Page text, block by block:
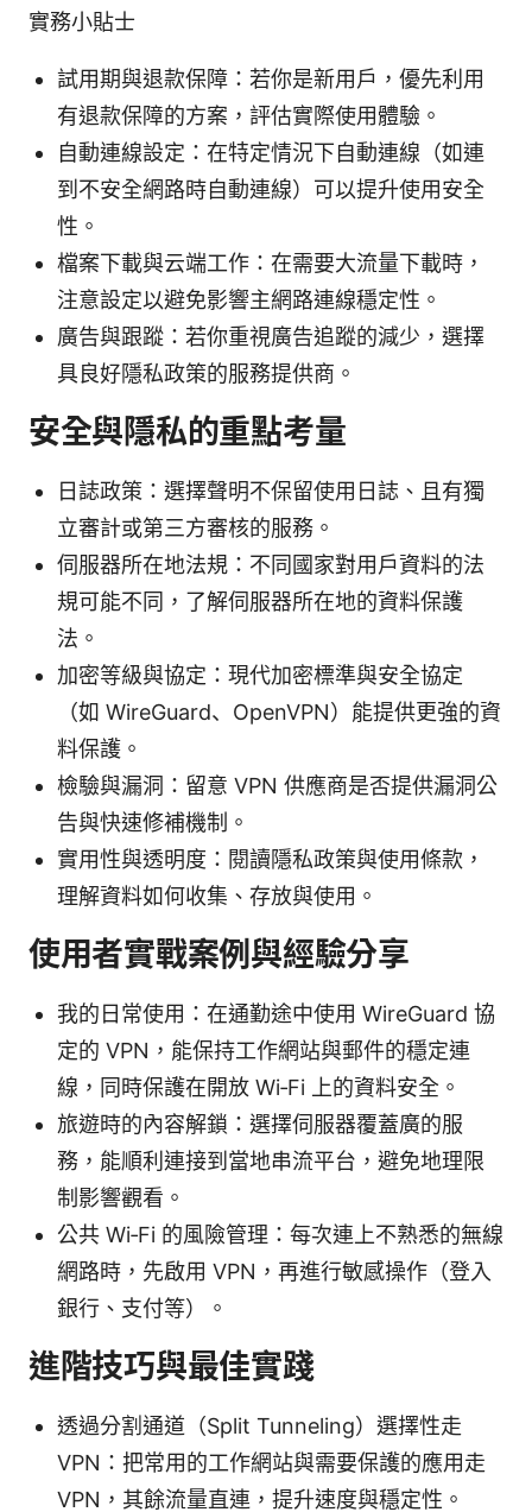
實務小貼士
試用期與退款保障：若你是新用戶，優先利用
有退款保障的方案，評估實際使用體驗。
自動連線設定：在特定情況下自動連線（如連
到不安全網路時自動連線）可以提升使用安全
性。
檔案下載與云端工作：在需要大流量下載時，
注意設定以避免影響主網路連線穩定性。
廣告與跟蹤：若你重視廣告追蹤的減少，選擇
具良好隱私政策的服務提供商。
安全與隱私的重點考量
日誌政策：選擇聲明不保留使用日誌、且有獨
立審計或第三方審核的服務。
伺服器所在地法規：不同國家對用戶資料的法
規可能不同，了解伺服器所在地的資料保護
法。
加密等級與協定：現代加密標準與安全協定
（如 WireGuard、OpenVPN）能提供更強的資
料保護。
檢驗與漏洞：留意 VPN 供應商是否提供漏洞公
告與快速修補機制。
實用性與透明度：閱讀隱私政策與使用條款，
理解資料如何收集、存放與使用。
使用者實戰案例與經驗分享
我的日常使用：在通勤途中使用 WireGuard 協
定的 VPN，能保持工作網站與郵件的穩定連
線，同時保護在開放 Wi‑Fi 上的資料安全。
旅遊時的內容解鎖：選擇伺服器覆蓋廣的服
務，能順利連接到當地串流平台，避免地理限
制影響觀看。
公共 Wi‑Fi 的風險管理：每次連上不熟悉的無線
網路時，先啟用 VPN，再進行敏感操作（登入
銀行、支付等）。
進階技巧與最佳實踐
透過分割通道（Split Tunneling）選擇性走
VPN：把常用的工作網站與需要保護的應用走
VPN，其餘流量直連，提升速度與穩定性。